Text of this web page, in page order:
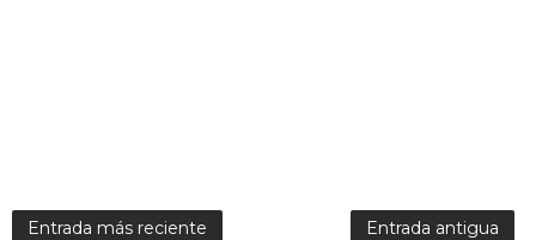
Entrada más reciente Entrada antigua